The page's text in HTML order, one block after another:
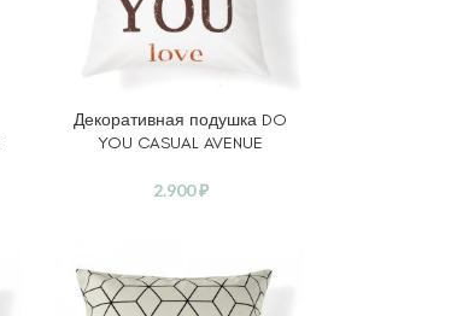
В КОРЗИНУ
Декоративная подушка DO
YOU CASUAL AVENUE
2.900₽